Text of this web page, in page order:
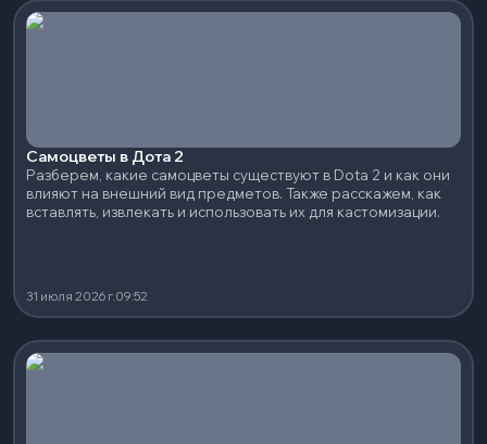
Самоцветы в Дота 2
Разберем, какие самоцветы существуют в Dota 2 и как они
влияют на внешний вид предметов. Также расскажем, как
вставлять, извлекать и использовать их для кастомизации.
31 июля 2026 г.09:52